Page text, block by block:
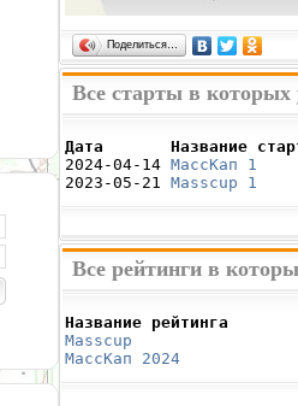
Поделиться…
Все старты в
Дата       Название
2024-04-14 МассКап 1
2023-05-21 Masscup 1
Все рейтинги в
Название рейтинга
Masscup
МассКап 2024